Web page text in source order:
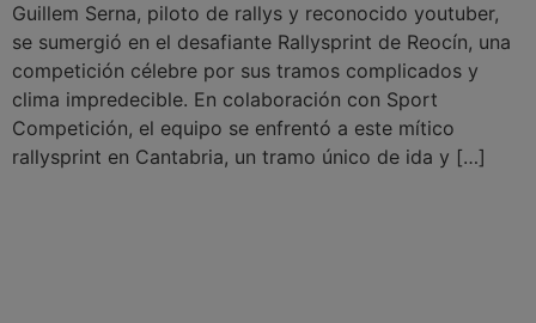
Guillem Serna, piloto de rallys y reconocido youtuber,
se sumergió en el desafiante Rallysprint de Reocín, una
competición célebre por sus tramos complicados y
clima impredecible. En colaboración con Sport
Competición, el equipo se enfrentó a este mítico
rallysprint en Cantabria, un tramo único de ida y […]